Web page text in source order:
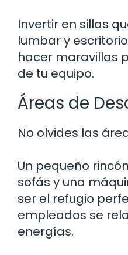
Invertir en sillas
lumbar y
hacer maravillas
de tu equipo.
Áreas de
No olvides las
Un pequeño
sofás y una
ser el refugio
empleados se
energías.